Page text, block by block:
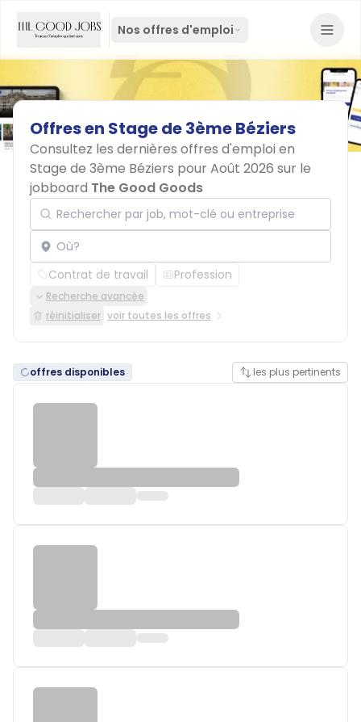
Nos offres d'emploi
Offresen Stagede3èmeBéziers
Consultez les dernières offres d'emploi en
Stage de 3ème Béziers pour Août 2026 sur le
jobboard The Good Goods
Rechercher par job, mot-clé ou entreprise
Localisation
Contrat de travail Profession
Recherche avancée
réinitialiser voir toutes les offres
offres disponibles les plus pertinents